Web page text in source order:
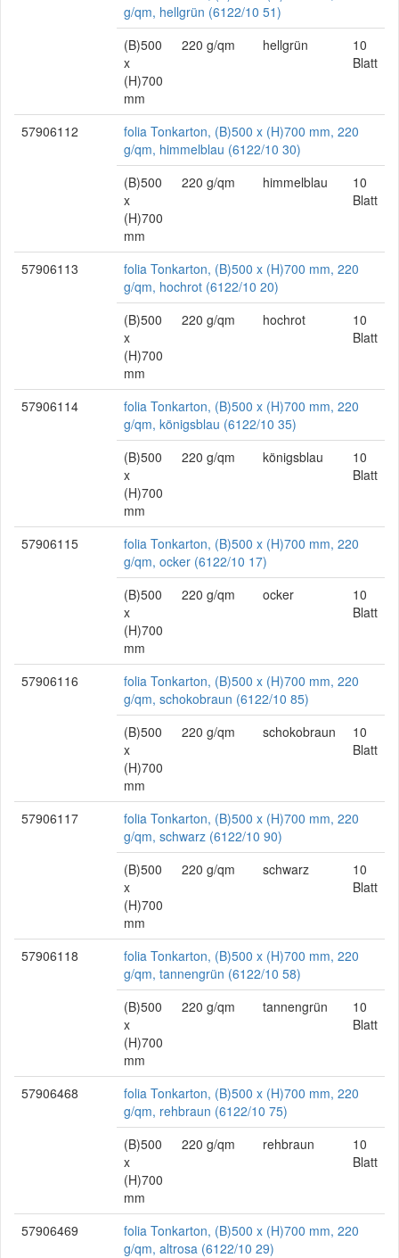
g/qm, hellgrün (6122/10 51)
(B)500
x
(H)700
mm
220 g/qm hellgrün
10
Blatt
57906112
folia Tonkarton, (B)500 x (H)700 mm, 220
g/qm, himmelblau (6122/10 30)
(B)500
x
(H)700
mm
220 g/qm himmelblau
10
Blatt
57906113
folia Tonkarton, (B)500 x (H)700 mm, 220
g/qm, hochrot (6122/10 20)
(B)500
x
(H)700
mm
220 g/qm hochrot
10
Blatt
57906114
folia Tonkarton, (B)500 x (H)700 mm, 220
g/qm, königsblau (6122/10 35)
(B)500
x
(H)700
mm
220 g/qm königsblau
10
Blatt
57906115
folia Tonkarton, (B)500 x (H)700 mm, 220
g/qm, ocker (6122/10 17)
(B)500
x
(H)700
mm
220 g/qm ocker
10
Blatt
57906116
folia Tonkarton, (B)500 x (H)700 mm, 220
g/qm, schokobraun (6122/10 85)
(B)500
x
(H)700
mm
220 g/qm schokobraun
10
Blatt
57906117
folia Tonkarton, (B)500 x (H)700 mm, 220
g/qm, schwarz (6122/10 90)
(B)500
x
(H)700
mm
220 g/qm schwarz
10
Blatt
57906118
folia Tonkarton, (B)500 x (H)700 mm, 220
g/qm, tannengrün (6122/10 58)
(B)500
x
(H)700
mm
220 g/qm tannengrün
10
Blatt
57906468
folia Tonkarton, (B)500 x (H)700 mm, 220
g/qm, rehbraun (6122/10 75)
(B)500
x
(H)700
mm
220 g/qm rehbraun
10
Blatt
57906469
folia Tonkarton, (B)500 x (H)700 mm, 220
g/qm, altrosa (6122/10 29)